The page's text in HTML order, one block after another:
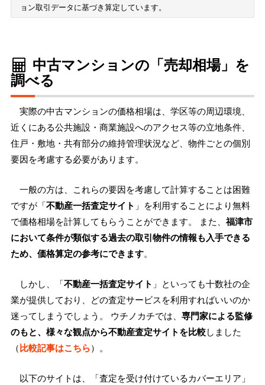
ョン取引データに基づき算定しています。
中古マンションの「売却相場」を
調べる
実際の中古マンションの価格相場は、学区等の周辺環境、
近くにある公共施設・商業施設へのアクセス等の立地条件、
住戸・敷地・共有部分の維持管理状況など、物件ごとの個別
要因を考慮する必要があります。
一般の方は、これらの要因を考慮して計算することは困難
ですが「不動産一括査定サイト 」を利用することにより無料
で価格相場を計算してもらうことができます。 また、 福津市
において条件が類似する過去の取引物件の情報も入手できる
ため、価格算定の参考にできます。
しかし、「不動産一括査定サイト 」といっても十数社の企
業が提供しており、どの査定サービスを利用すればいいのか
迷ってしまうでしょう。 ウチノカチでは、 専門家による監修
のもと、様々な観点から不動産査定サイトを比較しました
（比較記事はこちら）。
以下のサイトは、「査定を受け付けているカバーエリア」